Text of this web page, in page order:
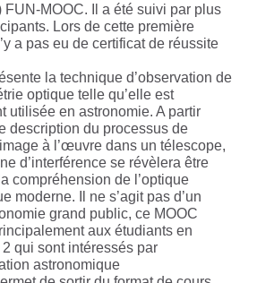
FUN-MOOC. Il a été suivi par plus
Lors de cette première
a pas eu de certificat de réussite
la technique d’observation de
optique telle qu’elle est
utilisée en astronomie. A partir
description du processus de
à l’œuvre dans un télescope,
d’interférence se révèlera être
compréhension de l’optique
moderne. Il ne s’agit pas d’un
grand public, ce MOOC
aux étudiants en
2 qui sont intéressés par
astronomique